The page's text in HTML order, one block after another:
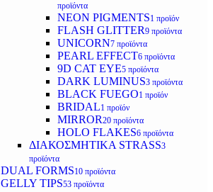
προϊόντα
NEON PIGMENTS1 προϊόν
FLASH GLITTER9 προϊόντα
UNICORN7 προϊόντα
PEARL EFFECT6 προϊόντα
9D CAT EYE5 προϊόντα
DARK LUMINUS3 προϊόντα
BLACK FUEGO1 προϊόν
BRIDAL1 προϊόν
MIRROR20 προϊόντα
HOLO FLAKES6 προϊόντα
ΔΙΑΚΟΣΜΗΤΙΚΑ STRASS3
προϊόντα
DUAL FORMS10 προϊόντα
GELLY TIPS53 προϊόντα